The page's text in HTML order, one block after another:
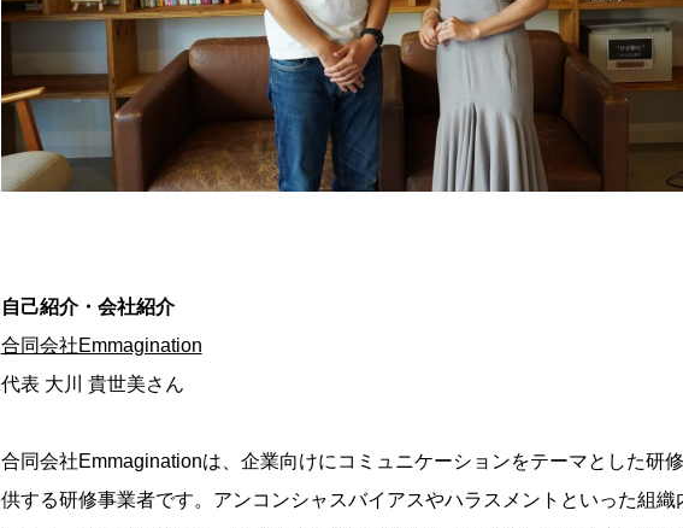
自己紹介・会社紹介
合同会社Emmagination
代表 大川 貴世美さん
合同会社Emmaginationは、企業向けにコミュニケーションをテーマとした研
供する研修事業者です。アンコンシャスバイアスやハラスメントといった組織